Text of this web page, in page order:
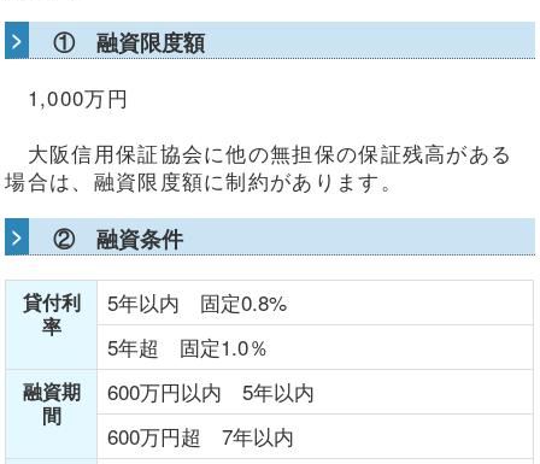
① 融資限度額
1,000万円
大阪信用保証協会に他の無担保の保証残高がある
場合は、融資限度額に制約があります。
② 融資条件
貸付利
率
5年以内 固定0.8%
5年超 固定1.0％
融資期
間
600万円以内 5年以内
600万円超 7年以内